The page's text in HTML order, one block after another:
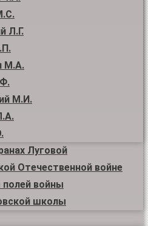
Л.Г.
М.А.
М.И.
Луговой
Отечественной войне
полей войны
школы